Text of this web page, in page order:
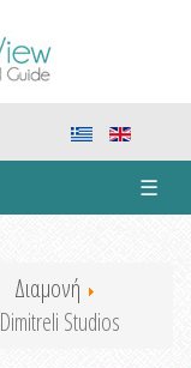
☰
Διαμονή
Dimitreli Studios